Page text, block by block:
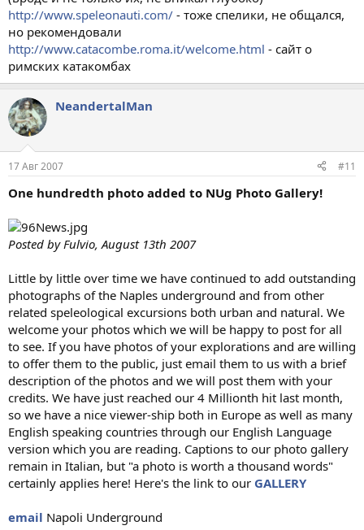
http://www.speleonauti.com/ - тоже спелики, не общался,
но рекомендовали
http://www.catacombe.roma.it/welcome.html - сайт о
римских катакомбах
NeandertalMan
17 Авг 2007 #11
One hundredth photo added to NUg Photo Gallery!
Posted by Fulvio, August 13th 2007
Little by little over time we have continued to add outstanding
photographs of the Naples underground and from other
related speleological excursions both urban and natural. We
welcome your photos which we will be happy to post for all
to see. If you have photos of your explorations and are willing
to offer them to the public, just email them to us with a brief
description of the photos and we will post them with your
credits. We have just reached our 4 Millionth hit last month,
so we have a nice viewer-ship both in Europe as well as many
English speaking countries through our English Language
version which you are reading. Captions to our photo gallery
remain in Italian, but "a photo is worth a thousand words"
certainly applies here! Here's the link to our GALLERY
email Napoli Underground